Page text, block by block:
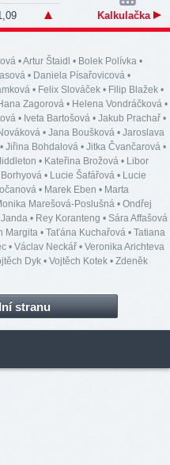
Kalkulačka
•Artur Štaidl • Bolek Polívka •
• Daniela Písařovicová •
• Felix Slováček • Filip Blažek •
Zagorová • Helena Vondráčková •
• Iveta Bartošová • Jakub Prachař •
• Jana Boušková • Jaroslava
• Jiřina Bohdalová • Jitka Čvančarová •
• Kateřina Brožová • Libor
• Lucie Šafářová • Lucie
• Marek Eben • Marta
Marešová-Poslušná • Ondřej
Janda • Rey Koranteng • Sára Affašová
Margita • Taťána Kuchařová • Tatiana
• Václav Neckář • Veronika Arichteva
Dyk • Vojtěch Kotek • Zdeněk
stranu